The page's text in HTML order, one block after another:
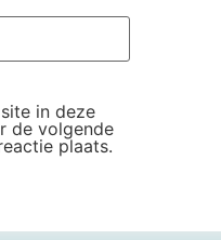
in deze
de volgende
plaats.